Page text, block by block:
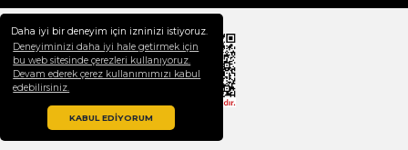
Daha iyi bir deneyim için izninizi istiyoruz.
Deneyiminizi daha iyi hale getirmek için
bu web sitesinde çerezleri kullanıyoruz.
Devam ederek çerez kullanımımızı kabul
edebilirsiniz.
KABUL EDİYORUM
Selim Dekor Chain 15x20 Çerçeve Vizon
1.595,00 TL